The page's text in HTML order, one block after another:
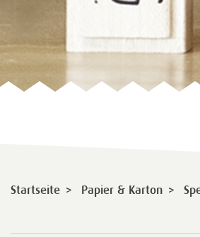
Startseite > Papier & Karton >